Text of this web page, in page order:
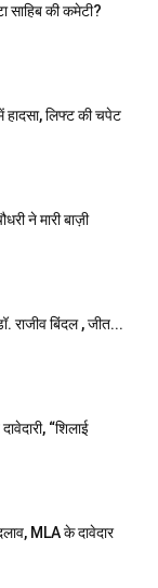
साहिब की कमेटी?
लिफ्ट की चपेट
ने मारी बाज़ी
राजीव बिंदल , जीत...
“शिलाई
MLA के दावेदार